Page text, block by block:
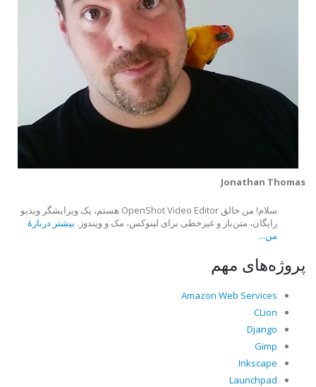
Jonathan Thomas
سلام! من خالق OpenShot Video Editor هستم، یک ویرایشگر ویدیو
رایگان، متن‌باز و غیرخطی برای لینوکس، مک و ویندوز. بیشتر دربارهٔ
من...
پروژه‌های مهم
Amazon Web Services
CLion
Django
Gimp
Inkscape
Launchpad